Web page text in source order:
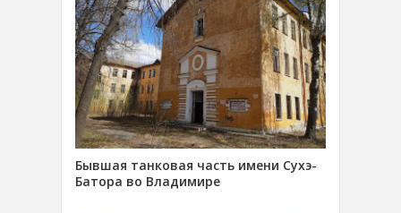
Бывшая танковая часть имени Сухэ-
Батора во Владимире